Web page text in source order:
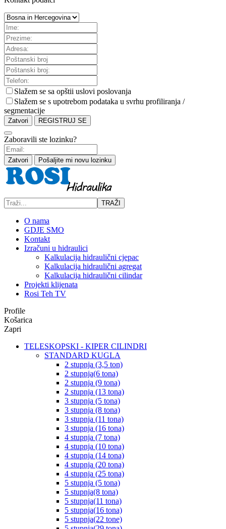
Slažem se sa opštii uslovi poslovanja
Slažem se s upotrebom podataka u svrhu profiliranja /
segmentacije
Zatvori REGISTRUJ SE
Zaboravili ste lozinku?
Zatvori Pošaljite mi novu lozinku
TRAŽI
O nama
GDJE SMO
Kontakt
Izračuni u hidraulici
Kalkulacija hidraulični cjepac
Kalkulacija hidraulični agregat
Kalkulacija hidraulični cilindar
Projekti klijenata
Rosi Teh TV
Profile
Košarica
Zapri
TELESKOPSKI - KIPER CILINDRI
STANDARD KUGLA
2 stupnja (3,5 ton)
2 stupnja(6 tona)
2 stupnja (9 tona)
2 stupnja (13 tona)
3 stupnja (5 tona)
3 stupnja (8 tona)
3 stupnja (11 tona)
3 stupnja (16 tona)
4 stupnja (7 tona)
4 stupnja (10 tona)
4 stupnja (14 tona)
4 stupnja (20 tona)
4 stupnja (25 tona)
5 stupnja (5 tona)
5 stupnja(8 tona)
5 stupnja(11 tona)
5 stupnja(16 tona)
5 stupnja(22 tone)